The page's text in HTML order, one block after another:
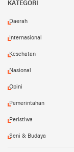
KATEGORI
Daerah
Internasional
Kesehatan
Nasional
Opini
Pemerintahan
Peristiwa
Seni & Budaya